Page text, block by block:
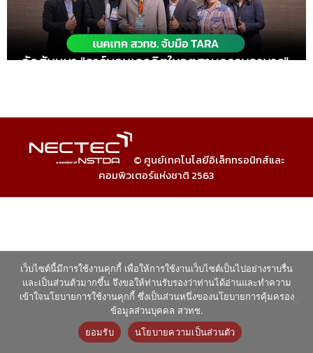
© ศูนย์เทคโนโลยีอิเล็กทรอนิกส์และ
คอมพิวเตอร์แห่งชาติ 2563
เว็บไซต์นี้มีการใช้งานคุกกี้ เพื่อให้การใช้งานเว็บไซต์เป็นไปอย่างราบรื่น
และเป็นส่วนตัวมากขึ้น จึงขอให้ท่านรับรองว่าท่านได้อ่านและทำความ
เข้าใจนโยบายการใช้งานคุกกี้ ซึ่งเป็นส่วนหนึ่งของนโยบายการคุ้มครอง
ข้อมูลส่วนบุคคล สวทช.
ยอมรับ
นโยบายความเป็นส่วนตัว